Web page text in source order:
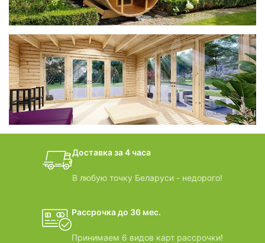
фотогалерея
БАНИ-БОЧКИ
дачные домики
ВИДЕООБЗОРЫ
Доставка за 4 часа
В любую точку Беларуси - недорого!
Рассрочка до 36 мес.
Принимаем 6 видов карт рассрочки!